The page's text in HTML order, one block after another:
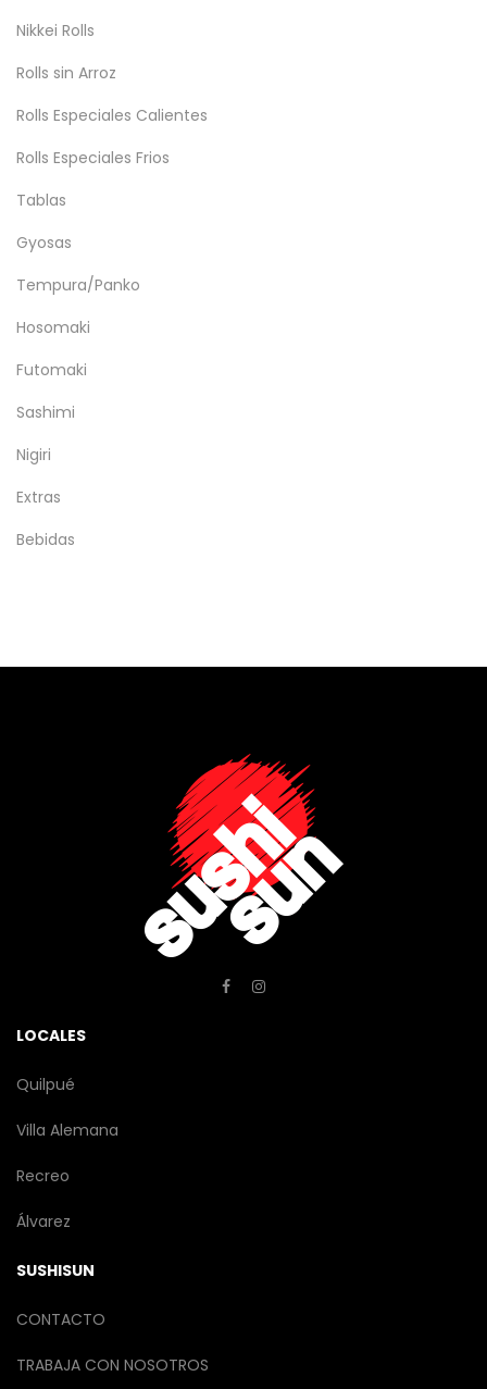
Nikkei Rolls
Rolls sin Arroz
Rolls Especiales Calientes
Rolls Especiales Frios
Tablas
Gyosas
Tempura/Panko
Hosomaki
Futomaki
Sashimi
Nigiri
Extras
Bebidas
LOCALES
Quilpué
Villa Alemana
Recreo
Álvarez
SUSHISUN
CONTACTO
TRABAJA CON NOSOTROS